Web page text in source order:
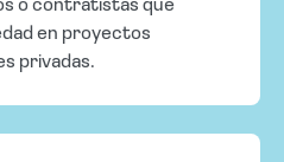
o contratistas que
en proyectos
privadas.